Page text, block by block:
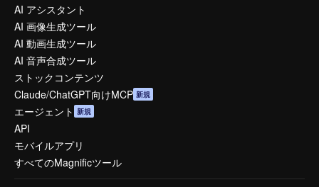
AI アシスタント
AI 画像生成ツール
AI 動画生成ツール
AI 音声合成ツール
ストックコンテンツ
Claude/ChatGPT向けMCP 新規
エージェント 新規
API
モバイルアプリ
すべてのMagnificツール